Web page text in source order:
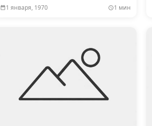
1 января, 1970 1 мин